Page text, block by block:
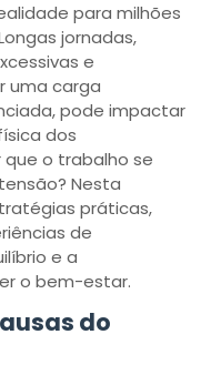
para milhões
jornadas,
e
uma carga
pode impactar
dos
o trabalho se
Nesta
práticas,
de
e a
o bem-estar.
do